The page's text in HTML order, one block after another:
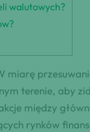
walutowych?
miarę
terenie, aby
między
rynków